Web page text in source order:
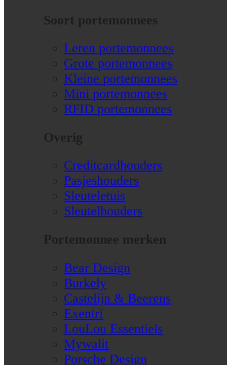
Soort portemonnees
Leren portemonnees
Grote portemonnees
Kleine portemonnees
Mini portemonnees
RFID portemonnees
Overig
Creditcardhouders
Pasjeshouders
Sleuteletuis
Sleutelhouders
Portemonnee merken
Bear Design
Burkely
Castelijn & Beerens
Exentri
LouLou Essentiels
Mywalit
Porsche Design